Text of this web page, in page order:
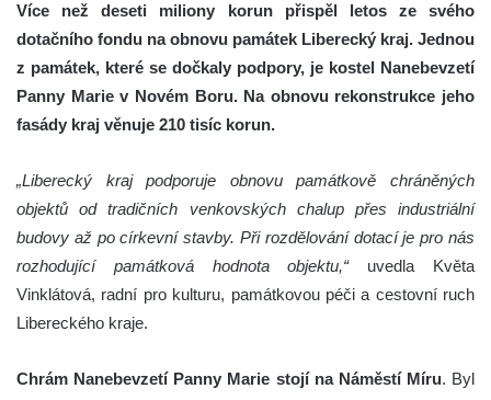
Více než deseti miliony korun přispěl letos ze svého
dotačního fondu na obnovu památek Liberecký kraj. Jednou
z památek, které se dočkaly podpory, je kostel Nanebevzetí
Panny Marie v Novém Boru. Na obnovu rekonstrukce jeho
fasády kraj věnuje 210 tisíc korun.
„Liberecký kraj podporuje obnovu památkově chráněných
objektů od tradičních venkovských chalup přes industriální
budovy až po církevní stavby. Při rozdělování dotací je pro nás
rozhodující památková hodnota objektu,“uvedla Květa
Vinklátová, radní pro kulturu, památkovou péči a cestovní ruch
Libereckého kraje.
Chrám Nanebevzetí Panny Marie stojí na Náměstí Míru. Byl